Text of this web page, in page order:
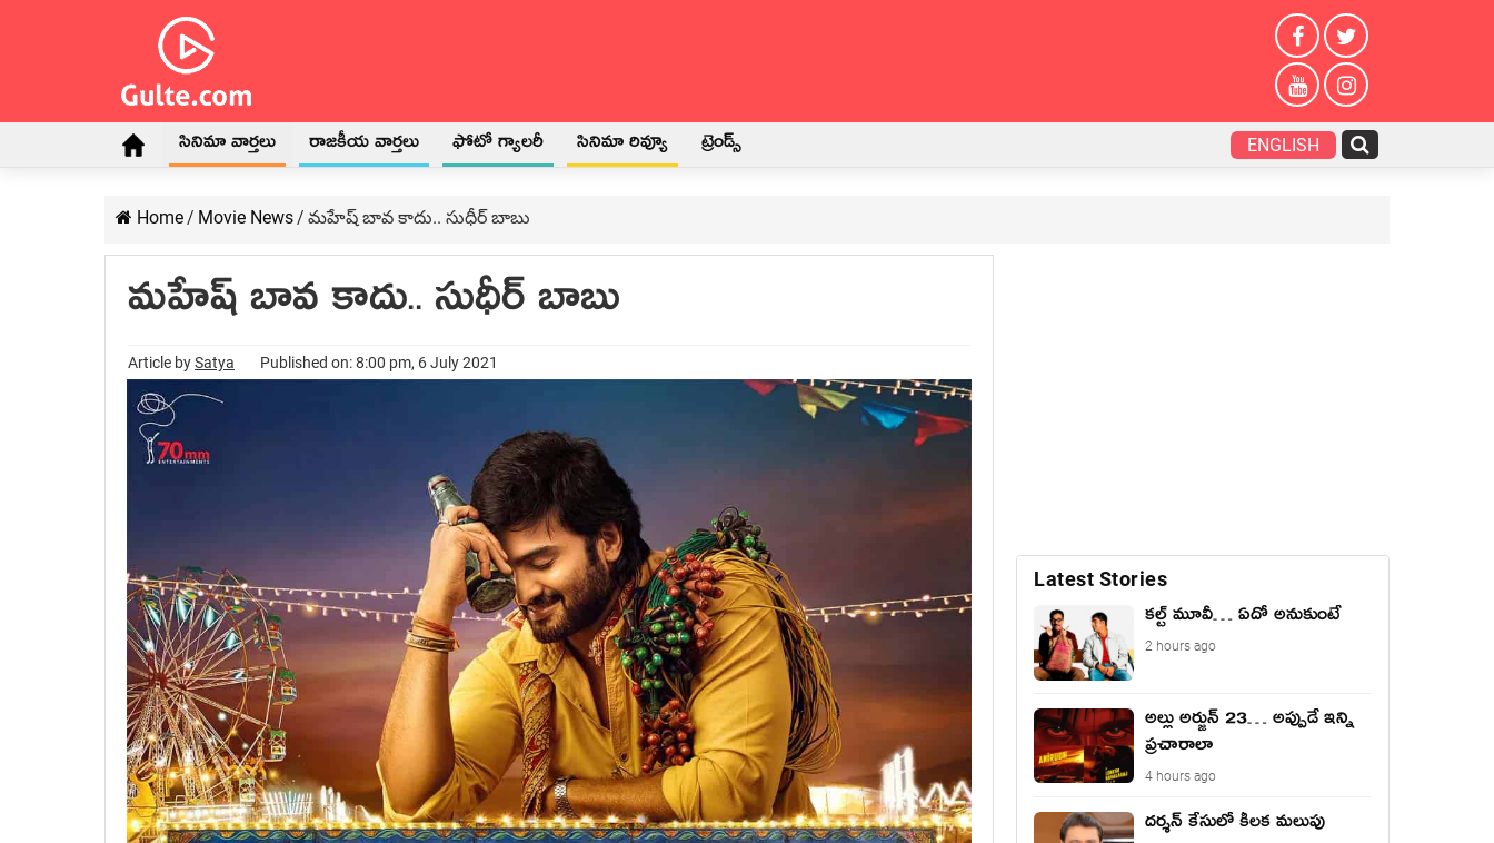
సినిమా వార్తలు రాజకీయ వార్తలు ఫోటో గ్యాలరీ సినిమా రివ్యూ ట్రెండ్స్ ENGLISH
Home/ Movie News/ మహేష్ బావ కాదు.. సుధీర్ బాబు
మహేష్ బావ కాదు.. సుధీర్ బాబు
Article bySatya Published on: 8:00 pm, 6 July 2021
Latest Stories
కల్ట్ మూవీ… ఏదో అనుకుంటే
2 hours ago
అల్లు అర్జున్ 23… అప్పుడే ఇన్ని
ప్రచారాలా
4 hours ago
దర్శన్ కేసులో కీలక మలుపు